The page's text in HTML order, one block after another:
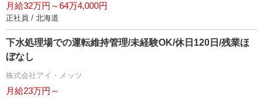
月給32万円～64万4,000円
正社員 / 北海道
下水処理場での運転維持管理/未経験OK/休日120日/残業ほ
ぼなし
株式会社アイ・メッツ
月給23万円～